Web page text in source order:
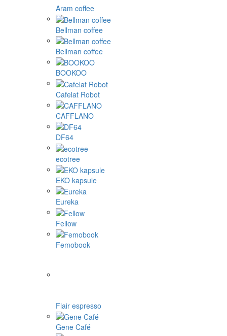
Aram coffee
Bellman coffee
Bellman coffee
BOOKOO
Cafelat Robot
CAFFLANO
DF64
ecotree
EKO kapsule
Eureka
Fellow
Femobook
Flair espresso
Gene Café